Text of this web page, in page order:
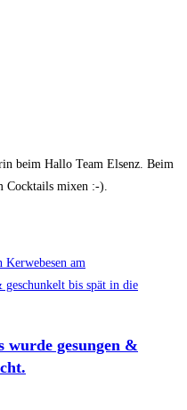
beim Hallo Team Elsenz. Beim
Cocktails mixen :-).
wurde gesungen &